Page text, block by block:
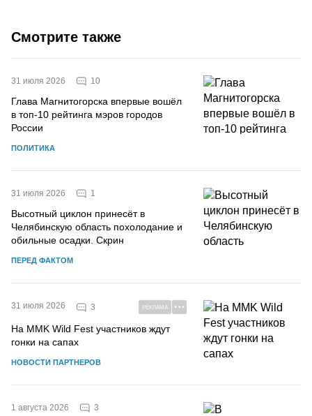
Смотрите также
31 июля 2026 10
Глава Магнитогорска впервые вошёл
в топ-10 рейтинга мэров городов
России
ПОЛИТИКА
31 июля 2026 1
Высотный циклон принесёт в
Челябинскую область похолодание и
обильные осадки. Скрин
ПЕРЕД ФАКТОМ
31 июля 2026 3 РЕКЛАМА
На MMK Wild Fest участников ждут
гонки на сапах
НОВОСТИ ПАРТНЕРОВ
1 августа 2026 3